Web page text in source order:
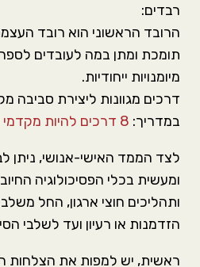
רבדים:
הרובד הראשוני הוא רובד
תומכת ומתן במה לעובדים
מיומנויות ייחודיות.
דרכים מגוונות ליצירת סביבה
במדריך: 8 דרכים להיות מקדמי שינוי ארגוני
לצד הממד האישי-אנושי, ניתן
ומעשית בכלי הפסיכולוגיה
ותהליכים חוצי ארגון, החל
הזדמנות או רעיון ועד לשלבי
ראשית, יש למפות את הצלחות